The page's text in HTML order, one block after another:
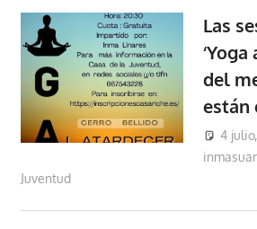
Las
del
están
4
Juventud